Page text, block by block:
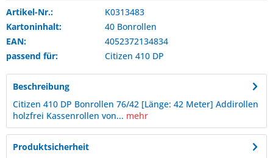
Artikel-Nr.:
K0313483
Kartoninhalt:
40 Bonrollen
EAN:
4052372134834
passend für:
Citizen 410 DP
Beschreibung
Citizen 410 DP Bonrollen 76/42 [Länge: 42 Meter] Addirollen
holzfrei Kassenrollen von... mehr
Produktsicherheit